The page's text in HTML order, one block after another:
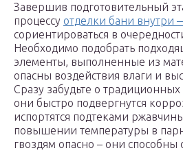
Завершив подготовительный
процессу отделки бани внутри
сориентироваться в
Необходимо подобрать
элементы, выполненные из
опасны воздействия влаги и
Сразу забудьте о традиционных
они быстро подвергнутся
испортятся подтеками
повышении температуры в
гвоздям опасно – они способны